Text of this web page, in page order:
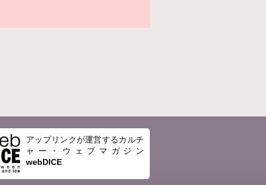
アップリンクが運営するカルチ
ャー・ウェブマガジン
webDICE